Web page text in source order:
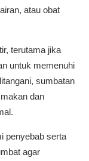
atau obat
terutama jika
untuk memenuhi
sumbatan
dan
penyebab serta
agar